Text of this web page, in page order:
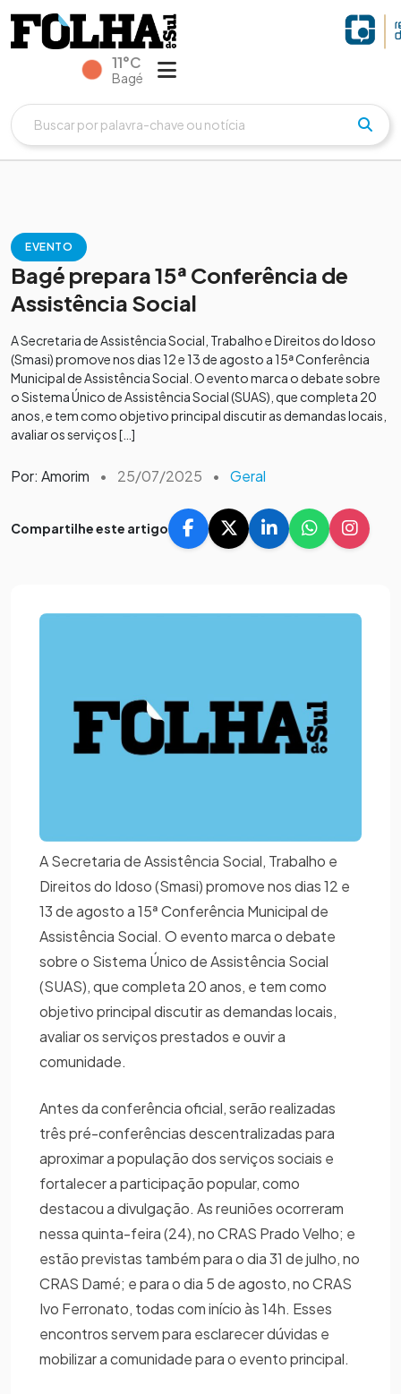
11°C
Bagé
EVENTO
Bagé prepara 15ª Conferência de
Assistência Social
A Secretaria de Assistência Social, Trabalho e Direitos do Idoso
(Smasi) promove nos dias 12 e 13 de agosto a 15ª Conferência
Municipal de Assistência Social. O evento marca o debate sobre
o Sistema Único de Assistência Social (SUAS), que completa 20
anos, e tem como objetivo principal discutir as demandas locais,
avaliar os serviços […]
Por: Amorim • 25/07/2025 • Geral
Compartilhe este artigo
A Secretaria de Assistência Social, Trabalho e
Direitos do Idoso (Smasi) promove nos dias 12 e
13 de agosto a 15ª Conferência Municipal de
Assistência Social. O evento marca o debate
sobre o Sistema Único de Assistência Social
(SUAS), que completa 20 anos, e tem como
objetivo principal discutir as demandas locais,
avaliar os serviços prestados e ouvir a
comunidade.
Antes da conferência oficial, serão realizadas
três pré-conferências descentralizadas para
aproximar a população dos serviços sociais e
fortalecer a participação popular, como
destacou a divulgação. As reuniões ocorreram
nessa quinta-feira (24), no CRAS Prado Velho; e
estão previstas também para o dia 31 de julho, no
CRAS Damé; e para o dia 5 de agosto, no CRAS
Ivo Ferronato, todas com início às 14h. Esses
encontros servem para esclarecer dúvidas e
mobilizar a comunidade para o evento principal.